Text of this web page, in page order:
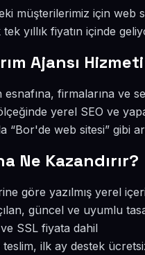
müşterilerimiz için web
yıllık fiyatın içinde
Ajansı Hizmeti
firmalarına ve
yerel SEO ve
“Bor'de web sitesi” gibi
Ne Kazandırır?
göre yazılmış yerel
güncel ve uyumlu
SSL fiyata dahil
ilk ay destek